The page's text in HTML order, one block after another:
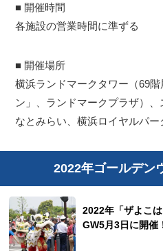
■ 開催時間
各施設の営業時間に準ずる
■ 開催場所
横浜ランドマークタワー（69
ン」、ランドマークプラザ）
なとみらい、横浜ロイヤルパー
2022年ゴールデン
2022年「ザよこ
GW5月3日に開催